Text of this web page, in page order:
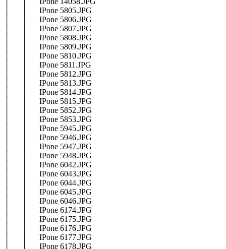
│ │ IPone 5805.JPG
│ │ IPone 5806.JPG
│ │ IPone 5807.JPG
│ │ IPone 5808.JPG
│ │ IPone 5809.JPG
│ │ IPone 5810.JPG
│ │ IPone 5811.JPG
│ │ IPone 5812.JPG
│ │ IPone 5813.JPG
│ │ IPone 5814.JPG
│ │ IPone 5815.JPG
│ │ IPone 5852.JPG
│ │ IPone 5853.JPG
│ │ IPone 5945.JPG
│ │ IPone 5946.JPG
│ │ IPone 5947.JPG
│ │ IPone 5948.JPG
│ │ IPone 6042.JPG
│ │ IPone 6043.JPG
│ │ IPone 6044.JPG
│ │ IPone 6045.JPG
│ │ IPone 6046.JPG
│ │ IPone 6174.JPG
│ │ IPone 6175.JPG
│ │ IPone 6176.JPG
│ │ IPone 6177.JPG
│ │ IPone 6178.JPG